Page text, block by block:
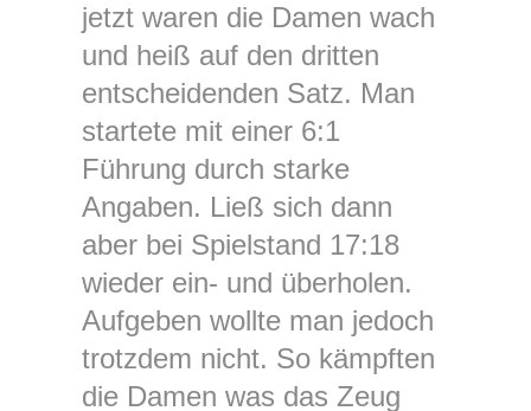
jetzt waren die Damen wach
und heiß auf den dritten
entscheidenden Satz. Man
startete mit einer 6:1
Führung durch starke
Angaben. Ließ sich dann
aber bei Spielstand 17:18
wieder ein- und überholen.
Aufgeben wollte man jedoch
trotzdem nicht. So kämpften
die Damen was das Zeug